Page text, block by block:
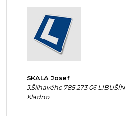
SKALA Josef
J.Šilhavého 785 273 06 LIBUŠÍN
Kladno